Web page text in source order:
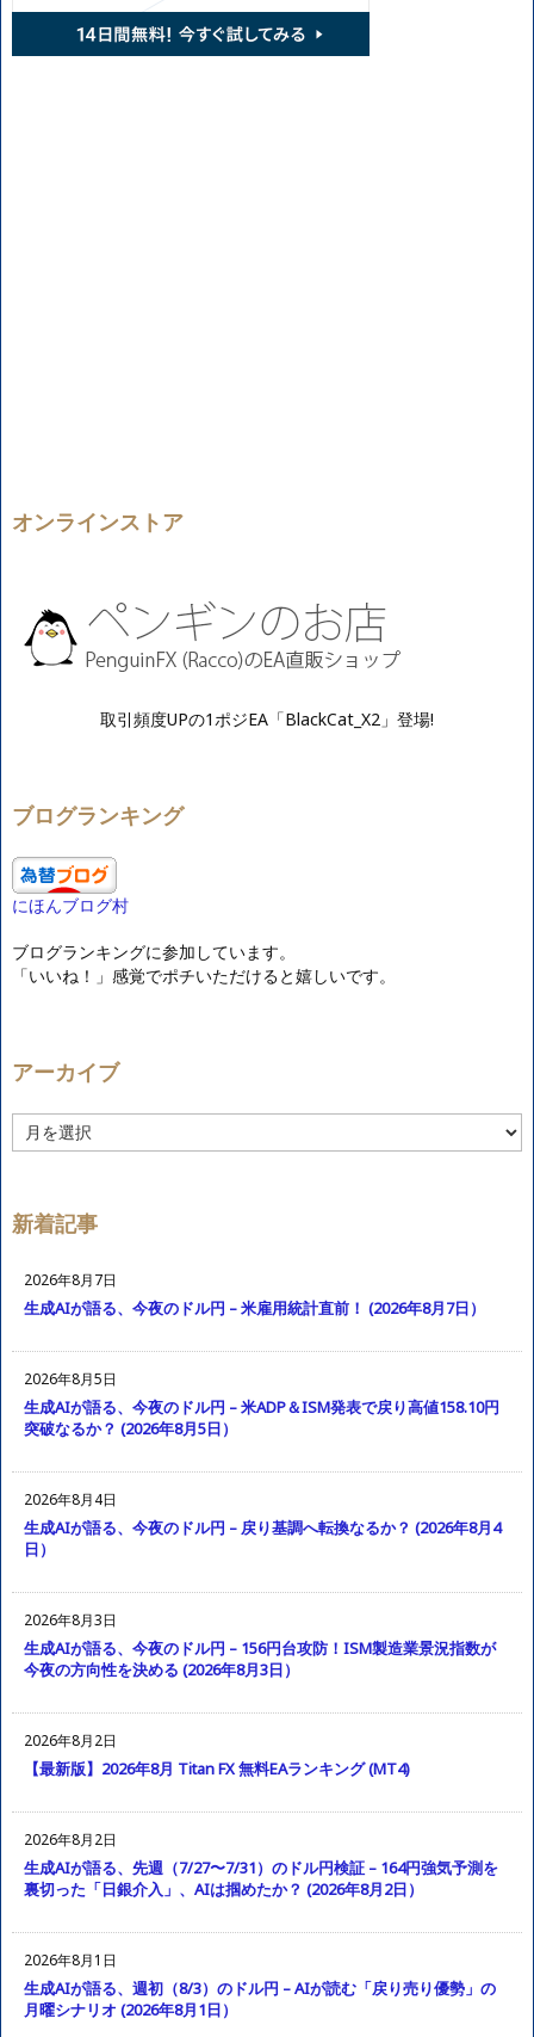
オンラインストア
取引頻度UPの1ポジEA「BlackCat_X2」登場!
ブログランキング
にほんブログ村
ブログランキングに参加しています。
「いいね！」感覚でポチいただけると嬉しいです。
アーカイブ
ー
ブ
新着記事
2026年8月7日
生成AIが語る、今夜のドル円 – 米雇用統計直前！ (2026年8月7日）
2026年8月5日
生成AIが語る、今夜のドル円 – 米ADP＆ISM発表で戻り高値158.10円
突破なるか？ (2026年8月5日）
2026年8月4日
生成AIが語る、今夜のドル円 – 戻り基調へ転換なるか？ (2026年8月4
日）
2026年8月3日
生成AIが語る、今夜のドル円 – 156円台攻防！ISM製造業景況指数が
今夜の方向性を決める (2026年8月3日）
2026年8月2日
【最新版】2026年8月 Titan FX 無料EAランキング (MT4)
2026年8月2日
生成AIが語る、先週（7/27〜7/31）のドル円検証 – 164円強気予測を
裏切った「日銀介入」、AIは掴めたか？ (2026年8月2日）
2026年8月1日
生成AIが語る、週初（8/3）のドル円 – AIが読む「戻り売り優勢」の
月曜シナリオ (2026年8月1日）